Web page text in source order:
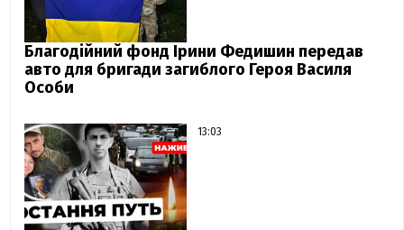
Благодійний фонд Ірини Федишин передав
авто для бригади загиблого Героя Василя
Особи
13:03